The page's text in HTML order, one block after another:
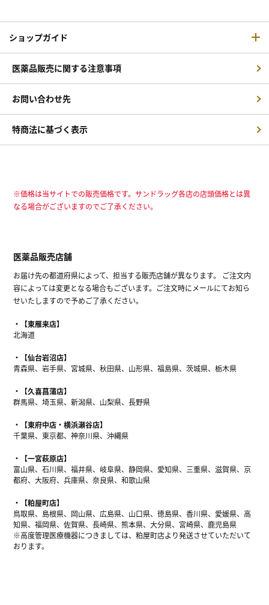
ショップガイド
医薬品販売に関する注意事項
お問い合わせ先
特商法に基づく表示
※価格は当サイトでの販売価格です。サンドラッグ各店の店頭価格とは異
なる場合がございますのでご了承ください。
医薬品販売店舗
お届け先の都道府県によって、担当する販売店舗が異なります。 ご注文内
容によっては変更となる場合もございます。ご注文時にメールにてお知ら
せいたしますので予めご了承ください。
【東雁来店】
北海道
【仙台岩沼店】
青森県、岩手県、宮城県、秋田県、山形県、福島県、茨城県、栃木県
【久喜菖蒲店】
群馬県、埼玉県、新潟県、山梨県、長野県
【東府中店・横浜瀬谷店】
千葉県、東京都、神奈川県、沖縄県
【一宮萩原店】
富山県、石川県、福井県、岐阜県、静岡県、愛知県、三重県、滋賀県、京
都府、大阪府、兵庫県、奈良県、和歌山県
【粕屋町店】
鳥取県、島根県、岡山県、広島県、山口県、徳島県、香川県、愛媛県、高
知県、福岡県、佐賀県、長崎県、熊本県、大分県、宮崎県、鹿児島県
※高度管理医療機器につきましては、粕屋町店より発送させていただいて
おります。